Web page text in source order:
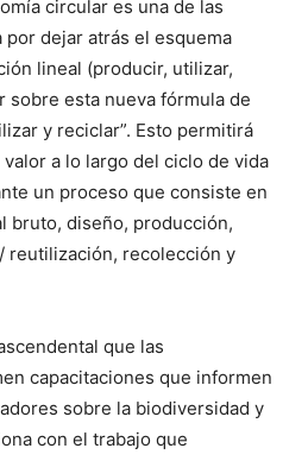
circular es una de las
dejar atrás el esquema
lineal (producir, utilizar,
sobre esta nueva fórmula de
y reciclar”. Esto permitirá
a lo largo del ciclo de vida
un proceso que consiste en
bruto, diseño, producción,
reutilización, recolección y
que las
capacitaciones que informen
sobre la biodiversidad y
con el trabajo que